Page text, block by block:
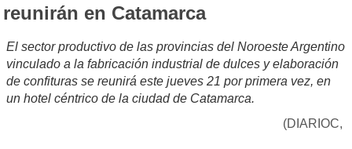
reunirán en Catamarca
El sector productivo de las provincias del Noroeste Argentino
vinculado a la fabricación industrial de dulces y elaboración
de confituras se reunirá este jueves 21 por primera vez, en
un hotel céntrico de la ciudad de Catamarca.
(DIARIOC,